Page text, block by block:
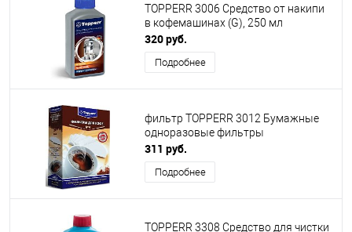
TOPPERR 3006 Средство от накипи
в кофемашинах (G), 250 мл
320 руб.
Подробнее
фильтр TOPPERR 3012 Бумажные
одноразовые фильтры
311 руб.
Подробнее
TOPPERR 3308 Средство для чистки